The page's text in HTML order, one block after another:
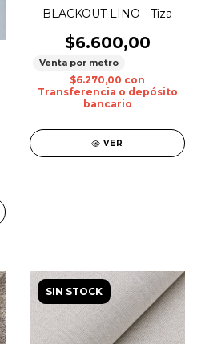
BLACKOUT LINO - Tiza
$6.600,00
Venta por metro
$6.270,00 con
Transferencia o depósito
bancario
VER
SIN STOCK